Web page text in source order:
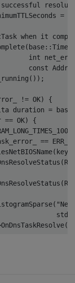
=
when it
int
const
!= OK) {
duration =
OK) {
==